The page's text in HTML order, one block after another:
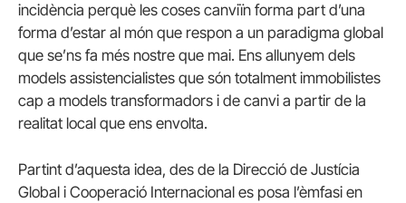
incidència perquè les coses canviïn forma part d’una
forma d’estar al món que respon a un paradigma global
que se’ns fa més nostre que mai. Ens allunyem dels
models assistencialistes que són totalment immobilistes
cap a models transformadors i de canvi a partir de la
realitat local que ens envolta.
Partint d’aquesta idea, des de la Direcció de Justícia
Global i Cooperació Internacional es posa l’èmfasi en